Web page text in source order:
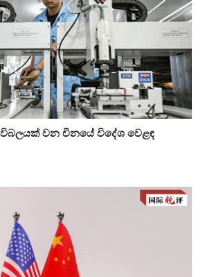
වන චීනයේ විදේශ වෙළඳ